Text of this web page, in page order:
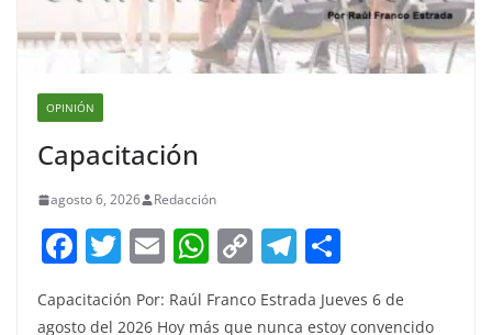
OPINIÓN
Capacitación
agosto 6, 2026 Redacción
F
a
c
T
itt
E
m
ai
W
at
C
p
T
el
e ar
Capacitación Por: Raúl Franco Estrada Jueves 6 de
agosto del 2026 Hoy más que nunca estoy convencido